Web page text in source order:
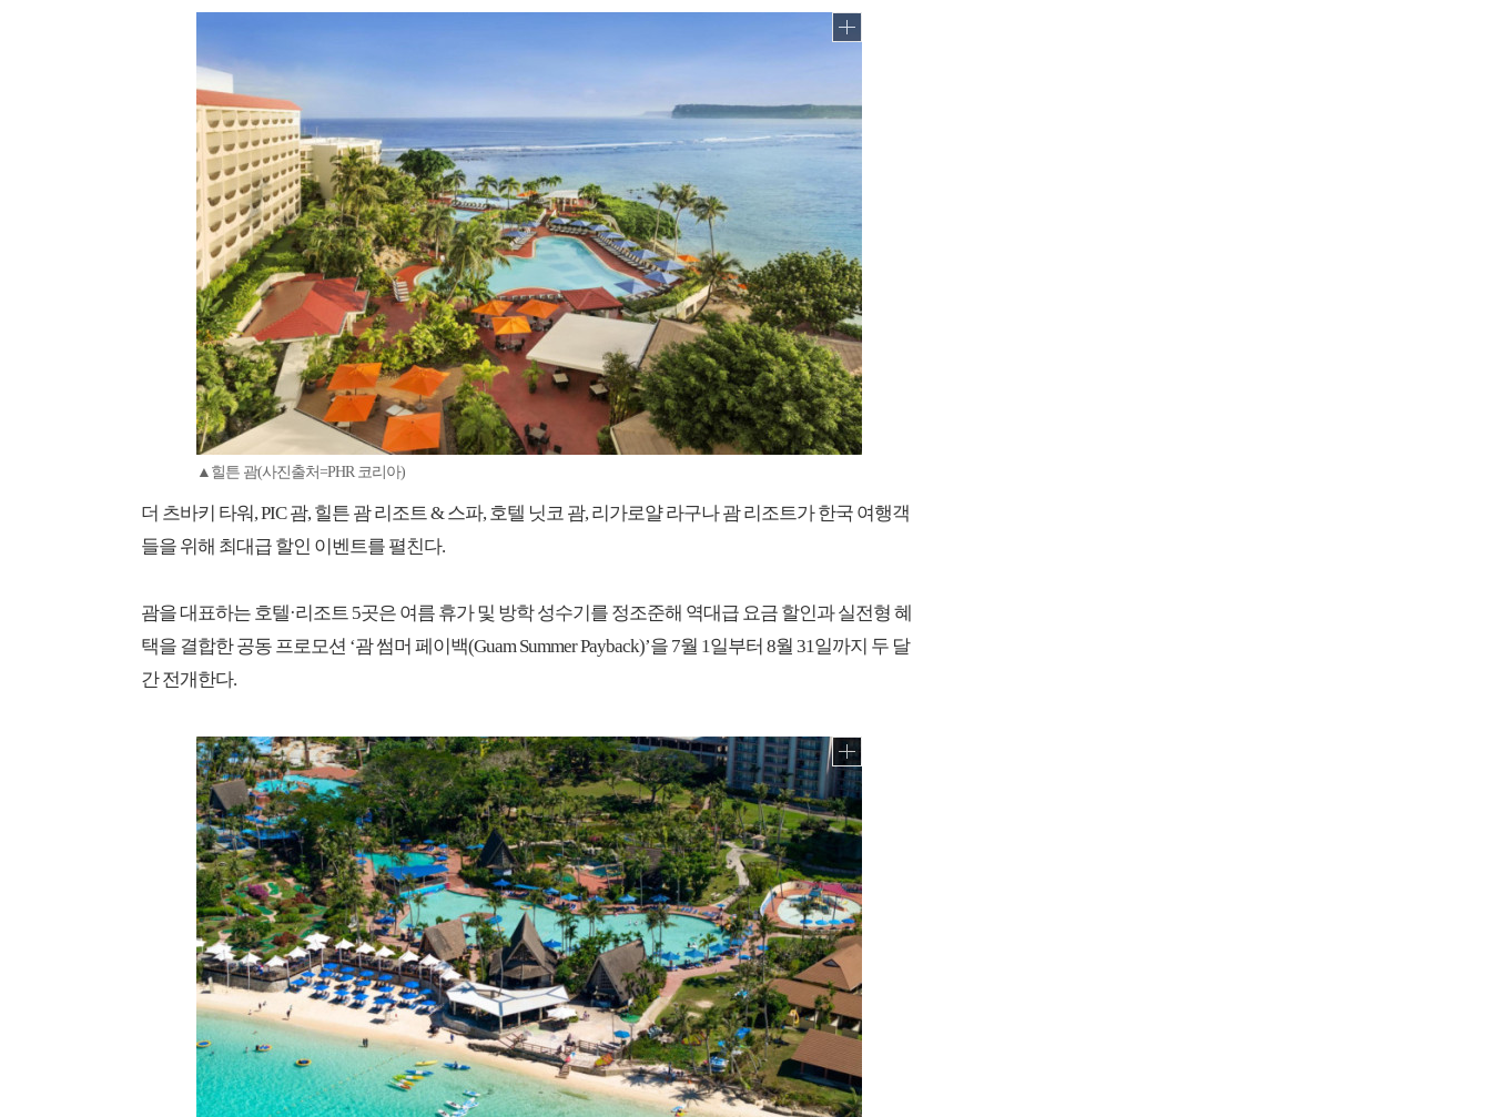
▲힐튼 괌(사진출처=PHR 코리아)
더 츠바키 타워, PIC 괌, 힐튼 괌 리조트 & 스파, 호텔 닛코 괌, 리가로얄 라구나 괌 리조트가 한국 여행객
들을 위해 최대급 할인 이벤트를 펼친다.
괌을 대표하는 호텔·리조트 5곳은 여름 휴가 및 방학 성수기를 정조준해 역대급 요금 할인과 실전형 혜
택을 결합한 공동 프로모션 ‘괌 썸머 페이백(Guam Summer Payback)’을 7월 1일부터 8월 31일까지 두 달
간 전개한다.